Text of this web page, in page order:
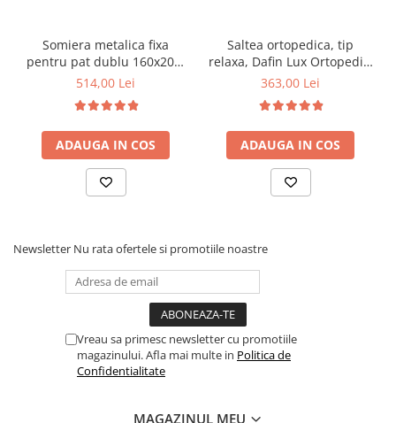
Somiera metalica fixa
pentru pat dublu 160x200,
6 picioare, 32 lamele lemn
saltea ferm, negru
514,00 Lei
ADAUGA IN COS
Saltea ortopedica, tip
relaxa, Dafin Lux Ortopedic,
90x200x21cm, fermitate
tip Bonell, fata vara-iarna,
sistem de aerisire cu
butoni, Salt Confort
363,00 Lei
ADAUGA IN COS
Newsletter Nu rata ofertele si promotiile noastre
Vreau sa primesc newsletter cu promotiile
magazinului. Afla mai multe in Politica de
Confidentialitate
MAGAZINUL MEU